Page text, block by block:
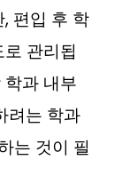
편입 후 학
관리됩
과 내부
려는 학과
는 것이 필